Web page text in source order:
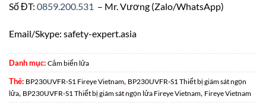
Số ĐT: 0859.200.531 – Mr. Vương (Zalo/WhatsApp)
Email/Skype: safety-expert.asia
Danh mục: Cảm biến lửa
Thẻ: BP230UVFR-S1 Fireye Vietnam, BP230UVFR-S1 Thiết bị giám sát ngọn
lửa, BP230UVFR-S1 Thiết bị giám sát ngọn lửa Fireye Vietnam, Fireye Vietnam